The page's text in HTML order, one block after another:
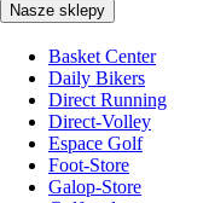
Nasze sklepy
Basket Center
Daily Bikers
Direct Running
Direct-Volley
Espace Golf
Foot-Store
Galop-Store